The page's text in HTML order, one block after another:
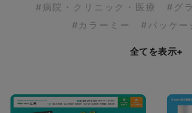
#病院・クリニック・医療
#グ
#カラーミー
#パッケー
全てを表示+